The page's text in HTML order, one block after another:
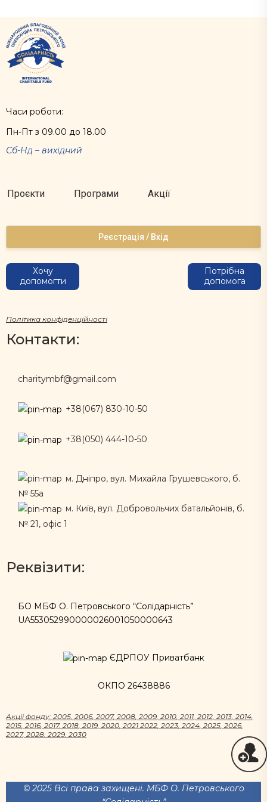
Часи роботи:
Пн-Пт з 09.00 до 18.00
Сб-Нд – вихідний
Проєкти Програми Акції
Реєстрація / Вхід
Хочу
допомогти
Потрібна
допомога
Політика конфіденційності
Контакти:
charitymbf@gmail.com
+38(067) 830-10-50
+38(050) 444-10-50
м. Дніпро, вул. Михайла Грушевського, б.
№ 55а
м. Київ, вул. Добровольчих батальйонів, б.
№ 21, офіс 1
Реквізити:
БО МБФ О. Петровського “Солідарність”
UA553052990000026001050000643
ЄДРПОУ Приватбанк
ОКПО 26438886
Акцii фонду: 2005, 2006, 2007, 2008, 2009, 2010, 2011, 2012, 2013, 2014,
2015, 2016, 2017, 2018, 2019, 2020, 2021 2022, 2023, 2024, 2025, 2026,
2027, 2028, 2029, 2030
© 2025 Всі права захищені. МБФ О. Петровського